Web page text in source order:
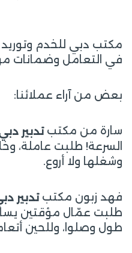
مكتب دبي للخدم وتوريد
في التعامل وضمانات
بعض من آراء عملائنا:
سارة من مكتب تدبير
السرعة! طلبت عاملة،
وشغلها ولا أروع.
فهد زبون مكتبتدبير
طلبت عمّال مؤقتين
طول وصلوا، وللحين